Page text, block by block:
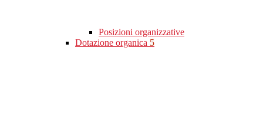
Posizioni organizzative
Dotazione organica 5